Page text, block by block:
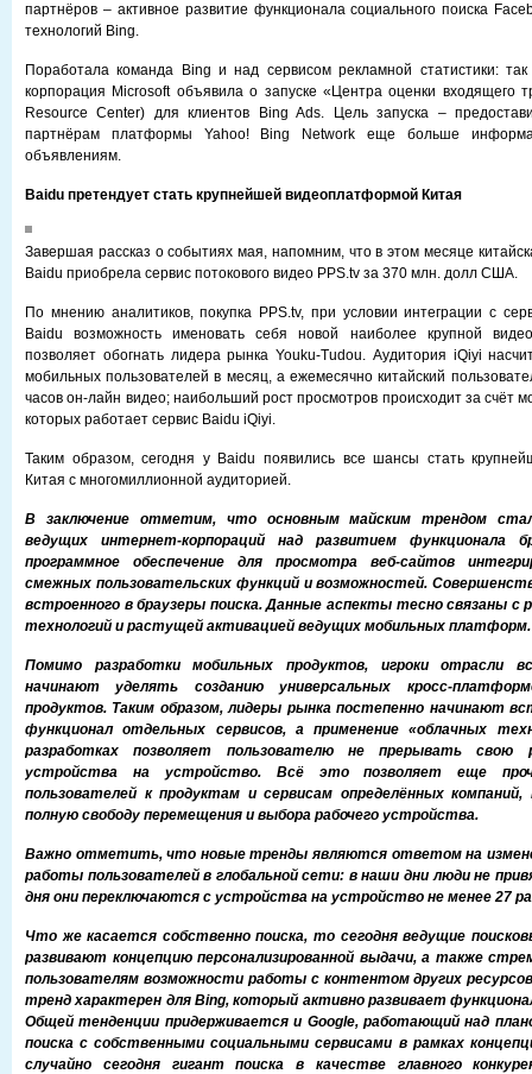
партнёров – активное развитие функционала социального поиска
технологий Bing.
Поработала команда Bing и над сервисом рекламной статистики:
корпорация Microsoft объявила о запуске «Центра оценки входящего
Resource Center) для клиентов Bing Ads. Цель запуска –
партнёрам платформы Yahoo! Bing Network еще больше
объявлениям.
Baidu претендует стать крупнейшей видеоплатформой Китая
Завершая рассказ о событиях мая, напомним, что в этом месяце
Baidu приобрела сервис потокового видео PPS.tv за 370 млн. долл США.
По мнению аналитиков, покупка PPS.tv, при условии интеграции с
Baidu возможность именовать себя новой наиболее крупной
позволяет обогнать лидера рынка Youku-Tudou. Аудитория iQiyi
мобильных пользователей в месяц, а ежемесячно китайский
часов он-лайн видео; наибольший рост просмотров происходит за счёт
которых работает сервис Baidu iQiyi.
Таким образом, сегодня у Baidu появились все шансы стать
Китая с многомиллионной аудиторией.
В заключение отметим, что основным майским трендом
ведущих интернет-корпораций над развитием функционала
программное обеспечение для просмотра веб-сайтов
смежных пользовательских функций и возможностей.
встроенного в браузеры поиска. Данные аспекты тесно связаны с
технологий и растущей активацией ведущих мобильных платформ.
Помимо разработки мобильных продуктов, игроки отрасли
начинают уделять созданию универсальных кросс-
продуктов. Таким образом, лидеры рынка постепенно начинают
функционал отдельных сервисов, а применение «облачных
разработках позволяет пользователю не прерывать свою
устройства на устройство. Всё это позволяет еще
пользователей к продуктам и сервисам определённых
полную свободу перемещения и выбора рабочего устройства.
Важно отметить, что новые тренды являются ответом на
работы пользователей в глобальной сети: в наши дни люди не
дня они переключаются с устройства на устройство не менее 27
Что же касается собственно поиска, то сегодня ведущие
развивают концепцию персонализированной выдачи, а также
пользователям возможности работы с контентом других
тренд характерен для Bing, который активно развивает
Общей тенденции придерживается и Google, работающий над
поиска с собственными социальными сервисами в рамках
случайно сегодня гигант поиска в качестве главного